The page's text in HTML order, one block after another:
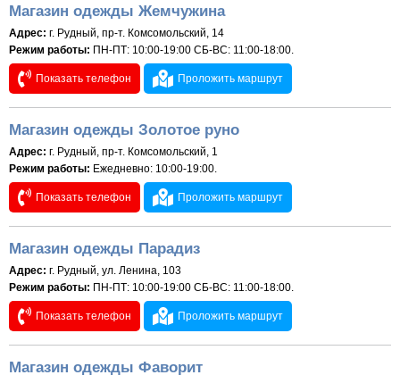
Магазин одежды Жемчужина
Адрес: г. Рудный, пр-т. Комсомольский, 14
Режим работы: ПН-ПТ: 10:00-19:00 СБ-ВС: 11:00-18:00.
Показать телефон Проложить маршрут
Магазин одежды Золотое руно
Адрес: г. Рудный, пр-т. Комсомольский, 1
Режим работы: Ежедневно: 10:00-19:00.
Показать телефон Проложить маршрут
Магазин одежды Парадиз
Адрес: г. Рудный, ул. Ленина, 103
Режим работы: ПН-ПТ: 10:00-19:00 СБ-ВС: 11:00-18:00.
Показать телефон Проложить маршрут
Магазин одежды Фаворит